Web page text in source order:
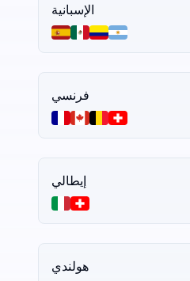
الإسبانية
فرنسي
إيطالي
هولندي